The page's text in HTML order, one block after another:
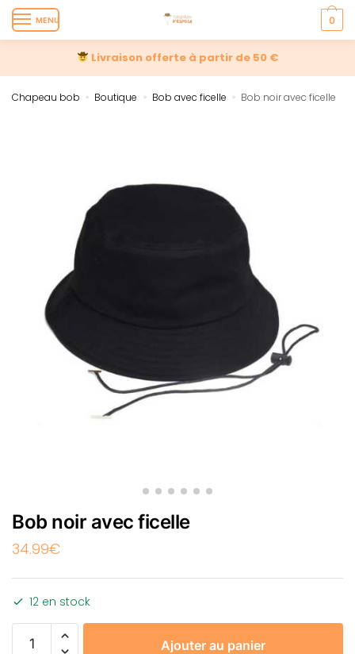
MENU 0
Livraison offerte à partir de 50 €
Chapeau bob » Boutique » Bob avec ficelle » Bob noir avec ficelle
Bob noir avec ficelle
34.99€
12 en stock
Ajouter au panier